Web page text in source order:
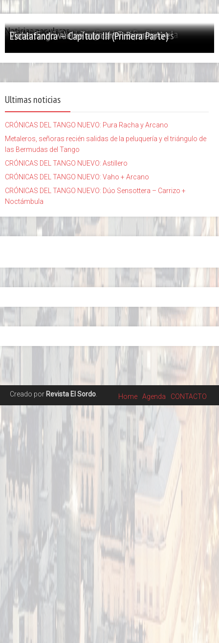
Noticias populares
PALABRA SANTA: Julián Peralta – De Picasso...
El tango y el bandoneón, evolución y escuela
Primer Festival de Tango de Temperley
Violentango vuelve a tocar en Buenos Aires
Escalafandra – Capítulo III (Primera Parte)
Ultimas noticias
CRÓNICAS DEL TANGO NUEVO: Pura Racha y Arcano
Metaleros, señoras recién salidas de la peluquería y el triángulo de
las Bermudas del Tango
CRÓNICAS DEL TANGO NUEVO: Astillero
CRÓNICAS DEL TANGO NUEVO: Vaho + Arcano
CRÓNICAS DEL TANGO NUEVO: Dúo Sensottera – Carrizo +
Noctámbula
Creado por Revista El Sordo Home Agenda CONTACTO